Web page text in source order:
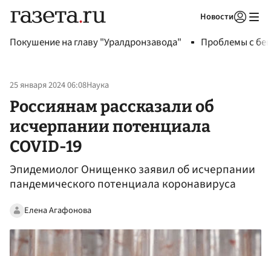
Новости
Покушение на главу "Уралдронзавода" Проблемы с
25 января 2024 06:08Наука
Россиянам рассказали об
исчерпании потенциала
COVID-19
Эпидемиолог Онищенко заявил об исчерпании
пандемического потенциала коронавируса
Елена Агафонова